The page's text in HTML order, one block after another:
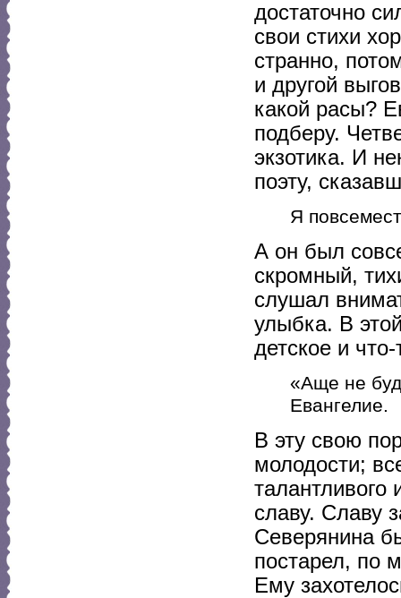
достаточно
свои стихи
странно,
и другой
какой расы?
подберу.
экзотика. И
поэту,
Я
А он был
скромный,
слушал
улыбка. В
детское и
«Аще не
Евангелие.
В эту свою
молодости;
талантливого
славу. Славу
Северянина
постарел, по
Ему